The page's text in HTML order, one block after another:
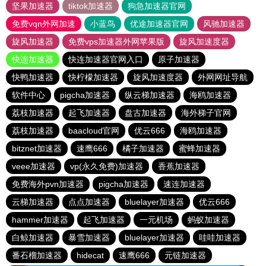
坚果加速器 tiktok加速器
狗急加速器官网
免费vqn外网加速
小蓝鸟 优途加速器官网
风驰加速器
旋风加速器
免费vps加速器外网苹果版
旋风加速度器
快连加速器
快连加速器官网入口
原子加速器
快鸭加速器
快柠檬加速器 旋风加速度器
外网网址导航
软件中心
pigcha加速器 纵云梯加速器
海鸥加速器
荔枝加速器
起飞加速器 盘古加速器
海外梯子官网
荔枝加速器
baacloud官网 优云666
海鸥加速器
bitznet加速器
速鹰666 橘子加速器
蜜蜂加速器
veee加速器
vp(永久免费)加速器
香蕉加速器
免费海外pvn加速器
pigcha加速器
速连加速器
云梯加速器
点点加速器 bluelayer加速器
优云666
hammer加速器
起飞加速器 一元机场
蚂蚁加速器
白鲸加速器
暴雪加速器 bluelayer加速器
哇哇加速器
番石榴加速器
hidecat 速鹰666 元链加速器